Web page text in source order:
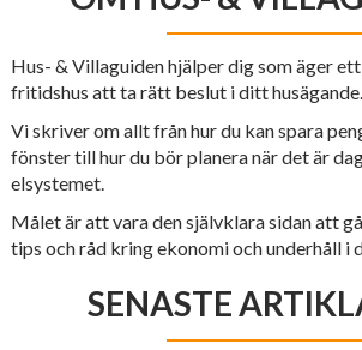
Hus- & Villaguiden hjälper dig som äger
fritidshus att ta rätt beslut i ditt husägande.
Vi skriver om allt från hur du kan spara
fönster till hur du bör planera när det är
elsystemet.
Målet är att vara den självklara sidan att
tips och råd kring ekonomi och underhåll i
SENASTE